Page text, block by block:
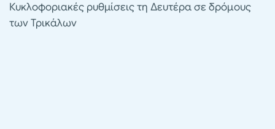
Κυκλοφοριακές ρυθμίσεις τη Δευτέρα σε δρόμους
των Τρικάλων